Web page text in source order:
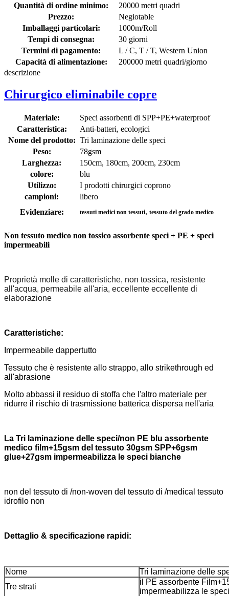
Quantità di ordine minimo:
20000 metri quadri
Prezzo:
Negiotable
Imballaggi particolari:
1000m/Roll
Tempi di consegna:
30 giorni
Termini di pagamento:
L / C, T / T, Western Union
Capacità di alimentazione:
200000 metri quadri/giorno
descrizione
Chirurgico eliminabile copre
Materiale:
Speci assorbenti di SPP+PE+waterproof
Caratteristica:
Anti-batteri, ecologici
Nome del prodotto: Tri laminazione delle speci
Peso:
78gsm
Larghezza:
150cm, 180cm, 200cm, 230cm
colore:
blu
Utilizzo:
I prodotti chirurgici coprono
campioni:
libero
Evidenziare:
tessuti medici non tessuti, tessuto del grado medico
Non tessuto medico non tossico assorbente speci + PE + speci
impermeabili
Proprietà molle di caratteristiche, non tossica, resistente
all'acqua, permeabile all'aria, eccellente eccellente di
elaborazione
Caratteristiche:
Impermeabile dappertutto
Tessuto che è resistente allo strappo, allo strikethrough ed
all'abrasione
Molto abbassi il residuo di stoffa che l'altro materiale per
ridurre il rischio di trasmissione batterica dispersa nell'aria
La Tri laminazione delle speci/non PE blu assorbente
medico film+15gsm del tessuto 30gsm SPP+6gsm
glue+27gsm impermeabilizza le speci bianche
non del tessuto di /non-woven del tessuto di /medical tessuto
idrofilo non
Dettaglio & specificazione rapidi:
Nome
Tri laminazione delle
Tre strati
il PE assorbente
impermeabilizza le speci